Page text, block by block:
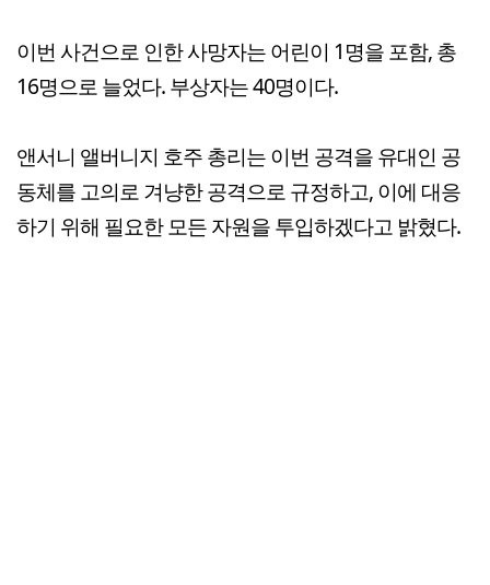
이번 사건으로 인한 사망자는 어린이 1명을 포함, 총
16명으로 늘었다. 부상자는 40명이다.
앤서니 앨버니지 호주 총리는 이번 공격을 유대인 공
동체를 고의로 겨냥한 공격으로 규정하고, 이에 대응
하기 위해 필요한 모든 자원을 투입하겠다고 밝혔다.